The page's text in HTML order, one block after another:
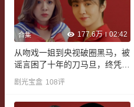
合集 177.6万 02:42
从吻戏一姐到央视破圈黑马，被
谣言困了十年的刀马旦，终凭真
功夫翻身
剧光宝盒 108评